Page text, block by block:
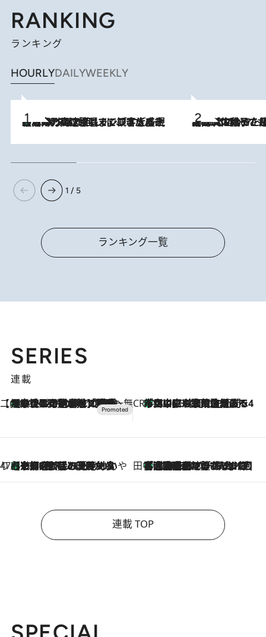
RANKING
ランキング
HOURLYDAILYWEEKLY
2026.8.7
「湘南乃風に憧れて」観客大盛上がりの“タオル回し”に、ラッパー顔負けの高速歌唱まで…さだまさし（74）のアグレッシブすぎる現在地 2026.8.5
【阿川佐和子さんの年とる力】なぜ70代で始めた趣味は“こんなに楽しい”のか？ ピアノ、俳句…スランプに陥っても続けられる“ある秘訣”とは
1 / 5
ランキング一覧
SERIES
連載
【CREA×星野リゾート】唯一無二。癒しと発見が待つ場所へ
2026.8.7
【トンボの足水浴】ヒノキの香りに包まれて涼感マックス！約13℃の湧水かけ流しを避暑地「星野温泉 トンボの湯」で体験 CREA'S CHOICE
2026.8.7
「立川にも歌舞伎があるんだよ」 片岡仁左衛門・市川中車ら豪華座組みで4年目の立川立飛歌舞伎へ
47都道府県の手みやげ ひんやりスイーツで夏を満喫
2026.8.7
【京都府】この夏絶対食べたい 冷やしておいしいおやつ3選 ひと口目から心を掴む新緑のテリーヌ 田中稲の勝手に再ブーム
2026.8.7
「湘南乃風に憧れて」観客大盛上がりの“タオル回し”に、ラッパー顔負けの高速歌唱まで…さだまさし（74）のアグレッシブすぎる現在地
連載 TOP